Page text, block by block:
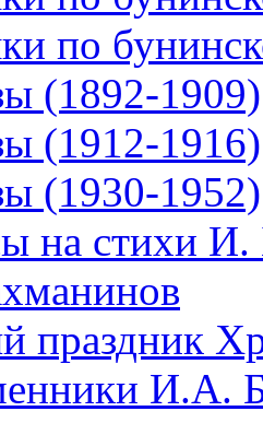
по
(1892-1909)
(1912-1916)
(1930-1952)
на стихи И.
праздник
И.А.